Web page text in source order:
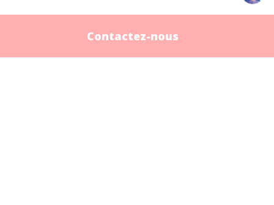
Contactez-nous
Contactez-nous